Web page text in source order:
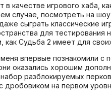
в качестве игрового хаба,
случае, посмотреть на
сыграть классические
для
Судьба 2 имеет для
впервые познакомили
оказались хорошим
разблокируемых
дробовиком на первом